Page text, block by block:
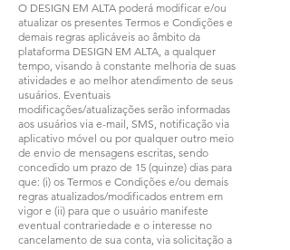
O DESIGN EM ALTA poderá modificar e/ou
atualizar os presentes Termos e Condições e
demais regras aplicáveis ao âmbito da
plataforma DESIGN EM ALTA, a qualquer
tempo, visando à constante melhoria de suas
atividades e ao melhor atendimento de seus
usuários. Eventuais
modificações/atualizações serão informadas
aos usuários via e-mail, SMS, notificação via
aplicativo móvel ou por qualquer outro meio
de envio de mensagens escritas, sendo
concedido um prazo de 15 (quinze) dias para
que: (i) os Termos e Condições e/ou demais
regras atualizados/modificados entrem em
vigor e (ii) para que o usuário manifeste
eventual contrariedade e o interesse no
cancelamento de sua conta, via solicitação a